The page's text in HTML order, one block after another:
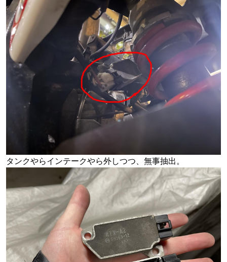
タンクやらインテークやら外しつつ、無事抽出。